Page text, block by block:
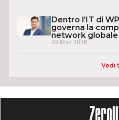
Dentro l’IT di
governa la
network globale
23 Mar 2026
Vedi